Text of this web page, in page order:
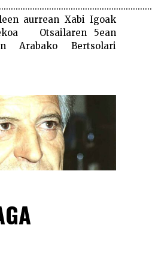
aurrean Xabi Igoak
Otsailaren 5ean
Arabako Bertsolari